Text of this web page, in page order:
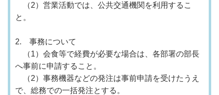
（2）営業活動では、公共交通機関を利用するこ
と。
2. 事務について
（1）会食等で経費が必要な場合は、各部署の部長
へ事前に申請すること。
（2）事務機器などの発注は事前申請を受けたうえ
で、総務での一括発注とする。